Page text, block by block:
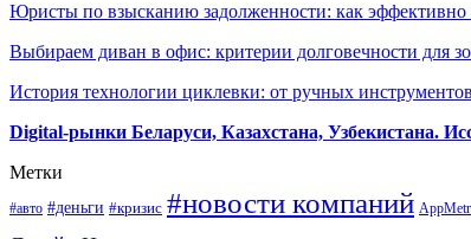
Юристы по взысканию задолженности: как эффективно
Выбираем диван в офис: критерии долговечности для
История технологии циклевки: от ручных
Digital-рынки Беларуси, Казахстана, Узбекистана.
Метки
#авто #деньги #кризис #новости компаний